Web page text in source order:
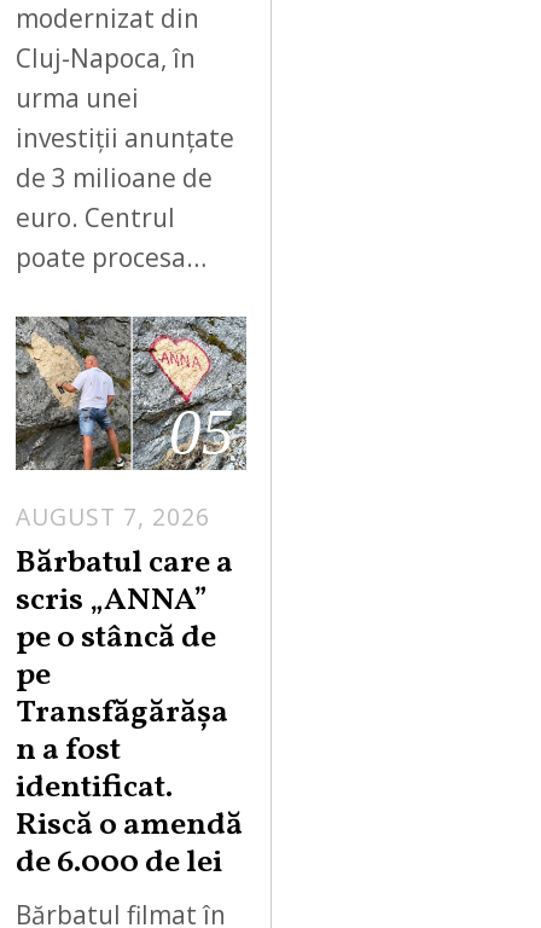
modernizat din
Cluj-Napoca, în
urma unei
investiții anunțate
de 3 milioane de
euro. Centrul
poate procesa…
05
AUGUST 7, 2026
Bărbatul care a
scris „ANNA”
pe o stâncă de
pe
Transfăgărășa
n a fost
identificat.
Riscă o amendă
de 6.000 de lei
Bărbatul filmat în